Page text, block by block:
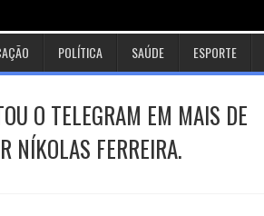
POLÍTICA SAÚDE ESPORTE
O TELEGRAM EM MAIS DE
NÍKOLAS FERREIRA.